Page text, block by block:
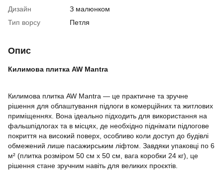
Дизайн
З малюнком
Тип ворсу
Петля
Опис
Килимова плитка AW Mantra
Килимова плитка AW Mantra — це практичне та зручне
рішення для облаштування підлоги в комерційних та житлових
приміщеннях. Вона ідеально підходить для використання на
фальшпідлогах та в місцях, де необхідно піднімати підлогове
покриття на високий поверх, особливо коли доступ до будівлі
обмежений лише пасажирським ліфтом. Завдяки упаковці по 6
м² (плитка розміром 50 см x 50 см, вага коробки 24 кг), це
рішення стане зручним навіть для великих проєктів.